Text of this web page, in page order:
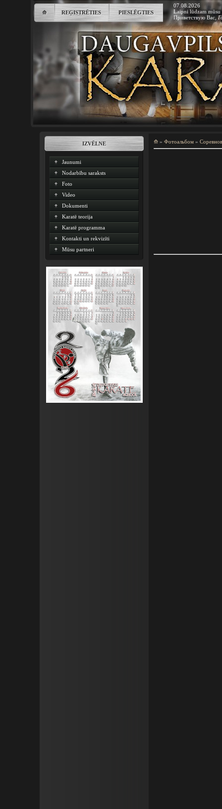
⟰ REĢISTRĒTIES PIESLĒGTIES
07.08.2026
Laipni lūdzam mūsu
Приветствую Вас ,
IZVĒLNE
Jaunumi
Nodarbību saraksts
Foto
Video
Dokumenti
Karatē teorija
Karatē programma
Kontakti un rekvizīti
Mūsu partneri
⟰ » Фотоальбом »